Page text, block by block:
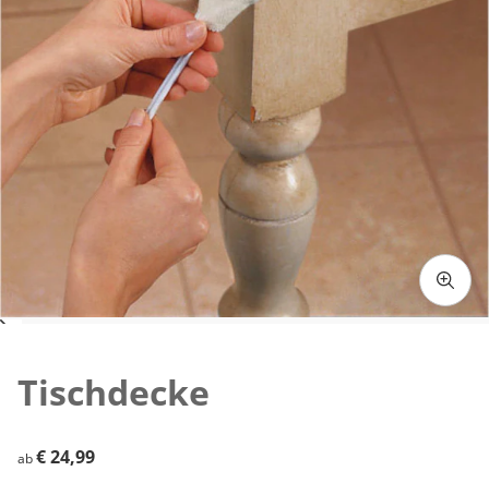
Zum Vergrößern auf das Bild klicken
Tischdecke
€ 24,99
ab€ 24,99